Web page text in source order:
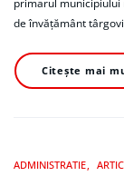
primarul municipiului
de învățământ
Citește mai
ADMINISTRATIE